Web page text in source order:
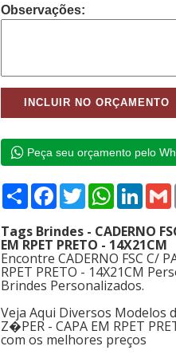
Observações:
Peça seu orçamento pelo
Compartilhar
Facebook
TwitterWhatsApp
Tags Brindes - CADERNO
EM RPET PRETO - 14X21CM
Encontre CADERNO FSC C/
RPET PRETO - 14X21CM
Brindes Personalizados.
Veja Aqui Diversos Modelos
Z�PER - CAPA EM RPET
com os melhores preços